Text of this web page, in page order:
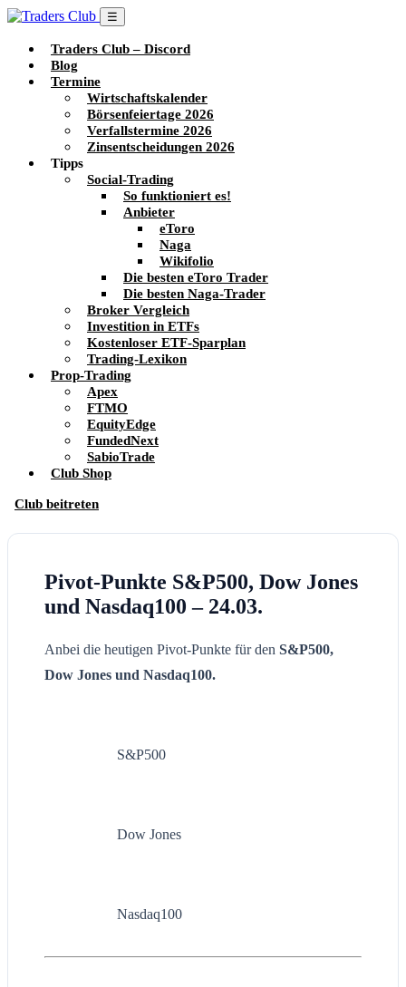
☰
Traders Club – Discord
Blog
Termine
Wirtschaftskalender
Börsenfeiertage 2026
Verfallstermine 2026
Zinsentscheidungen 2026
Tipps
Social-Trading
So funktioniert es!
Anbieter
eToro
Naga
Wikifolio
Die besten eToro Trader
Die besten Naga-Trader
Broker Vergleich
Investition in ETFs
Kostenloser ETF-Sparplan
Trading-Lexikon
Prop-Trading
Apex
FTMO
EquityEdge
FundedNext
SabioTrade
Club Shop
Club beitreten
Pivot-Punkte S&P500, Dow Jones
und Nasdaq100 – 24.03.
Anbei die heutigen Pivot-Punkte für den S&P500,
Dow Jones und Nasdaq100.
S&P500
Dow Jones
Nasdaq100